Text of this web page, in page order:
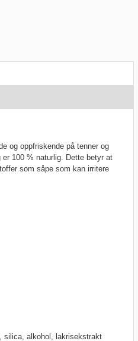
og oppfriskende på tenner og
100 % naturlig. Dette betyr at
som såpe som kan irritere
silica, alkohol, lakrisekstrakt